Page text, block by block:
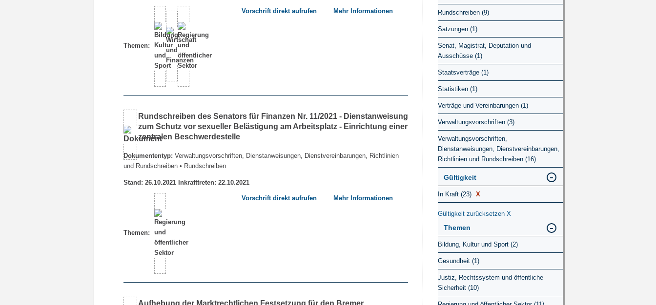
Themen:
Vorschrift direkt aufrufen Mehr Informationen
Rundschreiben des Senators für Finanzen Nr. 11/2021 - Dienstanweisung
zum Schutz vor sexueller Belästigung am Arbeitsplatz - Einrichtung einer
zentralen Beschwerdestelle
Dokumententyp: Verwaltungsvorschriften, Dienstanweisungen, Dienstvereinbarungen, Richtlinien
und Rundschreiben • Rundschreiben
Stand: 26.10.2021 Inkrafttreten: 22.10.2021
Themen:
Vorschrift direkt aufrufen Mehr Informationen
Aufhebung der Marktrechtlichen Festsetzung für den Bremer
Rundschreiben (9)
Satzungen (1)
Senat, Magistrat, Deputation und
Ausschüsse (1)
Staatsverträge (1)
Statistiken (1)
Verträge und Vereinbarungen (1)
Verwaltungsvorschriften (3)
Verwaltungsvorschriften,
Dienstanweisungen, Dienstvereinbarungen,
Richtlinien und Rundschreiben (16)
Gültigkeit
In Kraft (23) X
Gültigkeit zurücksetzen X
Themen
Bildung, Kultur und Sport (2)
Gesundheit (1)
Justiz, Rechtssystem und öffentliche
Sicherheit (10)